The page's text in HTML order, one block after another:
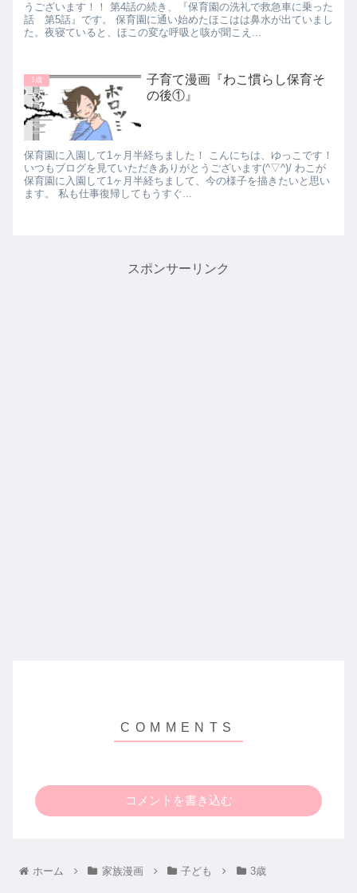
うございます！！ 第4話の続き、『保育園の洗礼で救急車に乗った
話 第5話』です。 保育園に通い始めたほこはは鼻水が出ていまし
た。夜寝ていると、ほこの変な呼吸と咳が聞こえ...
1歳
子育て漫画『わこ慣らし保育そ
の後①』
保育園に入園して1ヶ月半経ちました！ こんにちは、ゆっこです！
いつもブログを見ていただきありがとうございます(^▽^)/ わこが
保育園に入園して1ヶ月半経ちまして、今の様子を描きたいと思い
ます。 私も仕事復帰してもうすぐ...
スポンサーリンク
コメントを書き込む
ホーム 家族漫画 子ども 3歳